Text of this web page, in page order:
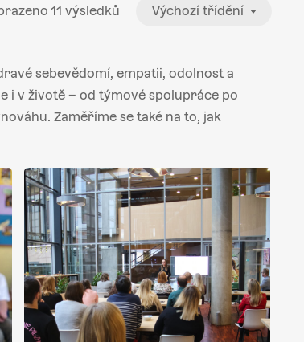
11 výsledků Výchozí třídění
sebevědomí, empatii, odolnost a
i v životě – od týmové spolupráce po
Zaměříme se také na to, jak